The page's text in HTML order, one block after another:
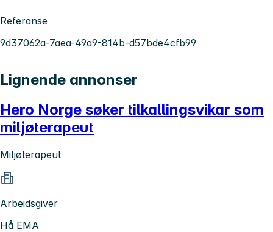
Referanse
9d37062a-7aea-49a9-814b-d57bde4cfb99
Lignende annonser
Hero Norge søker tilkallingsvikar som
miljøterapeut
Miljøterapeut
Arbeidsgiver
Hå EMA